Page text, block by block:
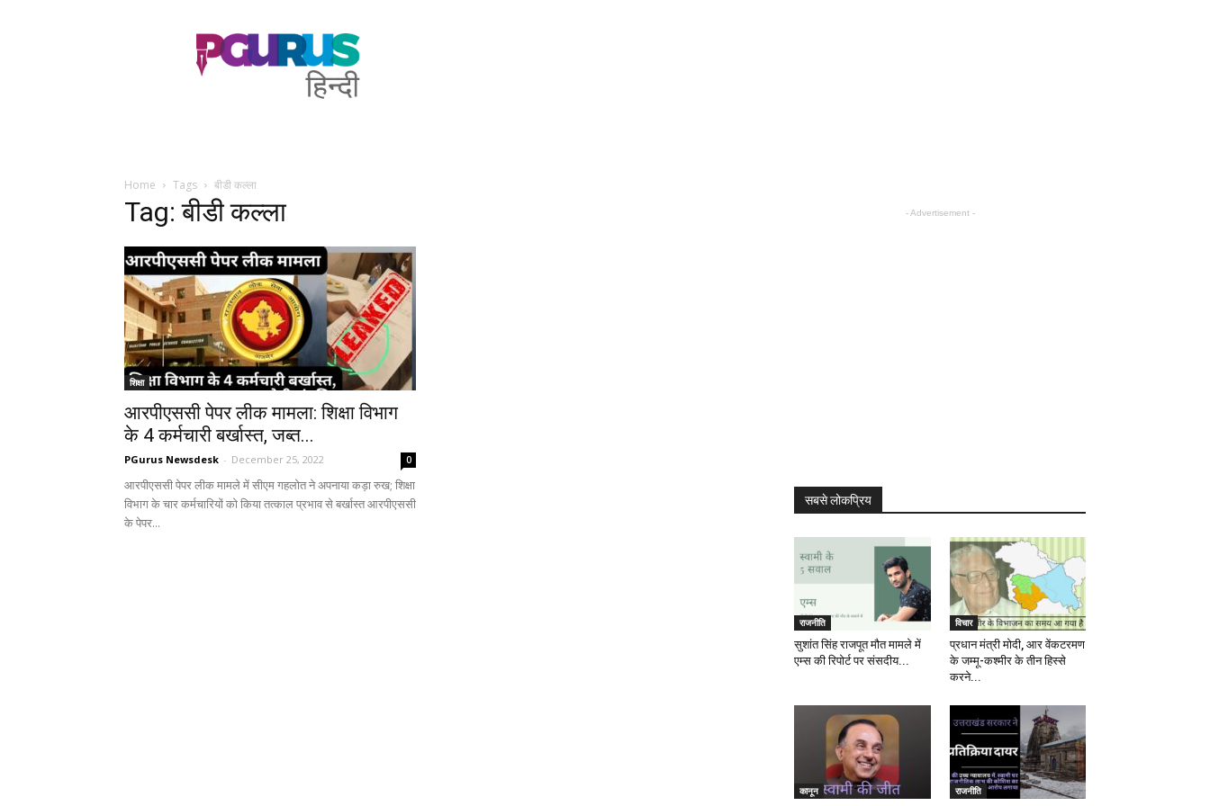
PGurus
Hindi
Home Tags बीडी कल्ला
Tag: बीडी कल्ला
शिक्षा
आरपीएससी पेपर लीक मामला: शिक्षा विभाग
के 4 कर्मचारी बर्खास्त, जब्त...
PGurus Newsdesk - December 25, 2022 0
आरपीएससी पेपर लीक मामले में सीएम गहलोत ने अपनाया कड़ा रुख; शिक्षा
विभाग के चार कर्मचारियों को किया तत्काल प्रभाव से बर्खास्त आरपीएससी
के पेपर...
- Advertisement -
सबसे लोकप्रिय
राजनीति
सुशांत सिंह राजपूत मौत मामले में
एम्स की रिपोर्ट पर संसदीय...
विचार
प्रधान मंत्री मोदी, आर वेंकटरमण
के जम्मू-कश्मीर के तीन हिस्से
करने...
कानून राजनीति